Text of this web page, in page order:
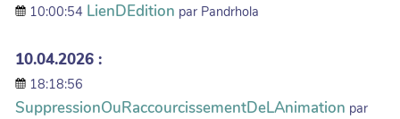
10:00:54 LienDEdition par Pandrhola
10.04.2026 :
18:18:56
SuppressionOuRaccourcissementDeLAnimation par